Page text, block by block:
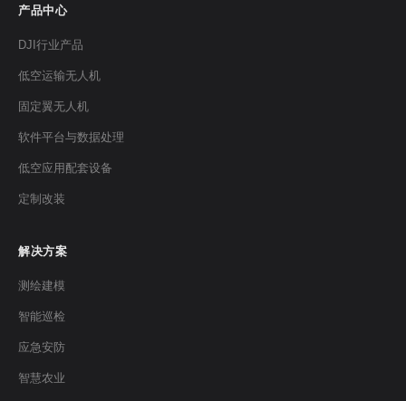
产品中心
DJI行业产品
低空运输无人机
固定翼无人机
软件平台与数据处理
低空应用配套设备
定制改装
解决方案
测绘建模
智能巡检
应急安防
智慧农业